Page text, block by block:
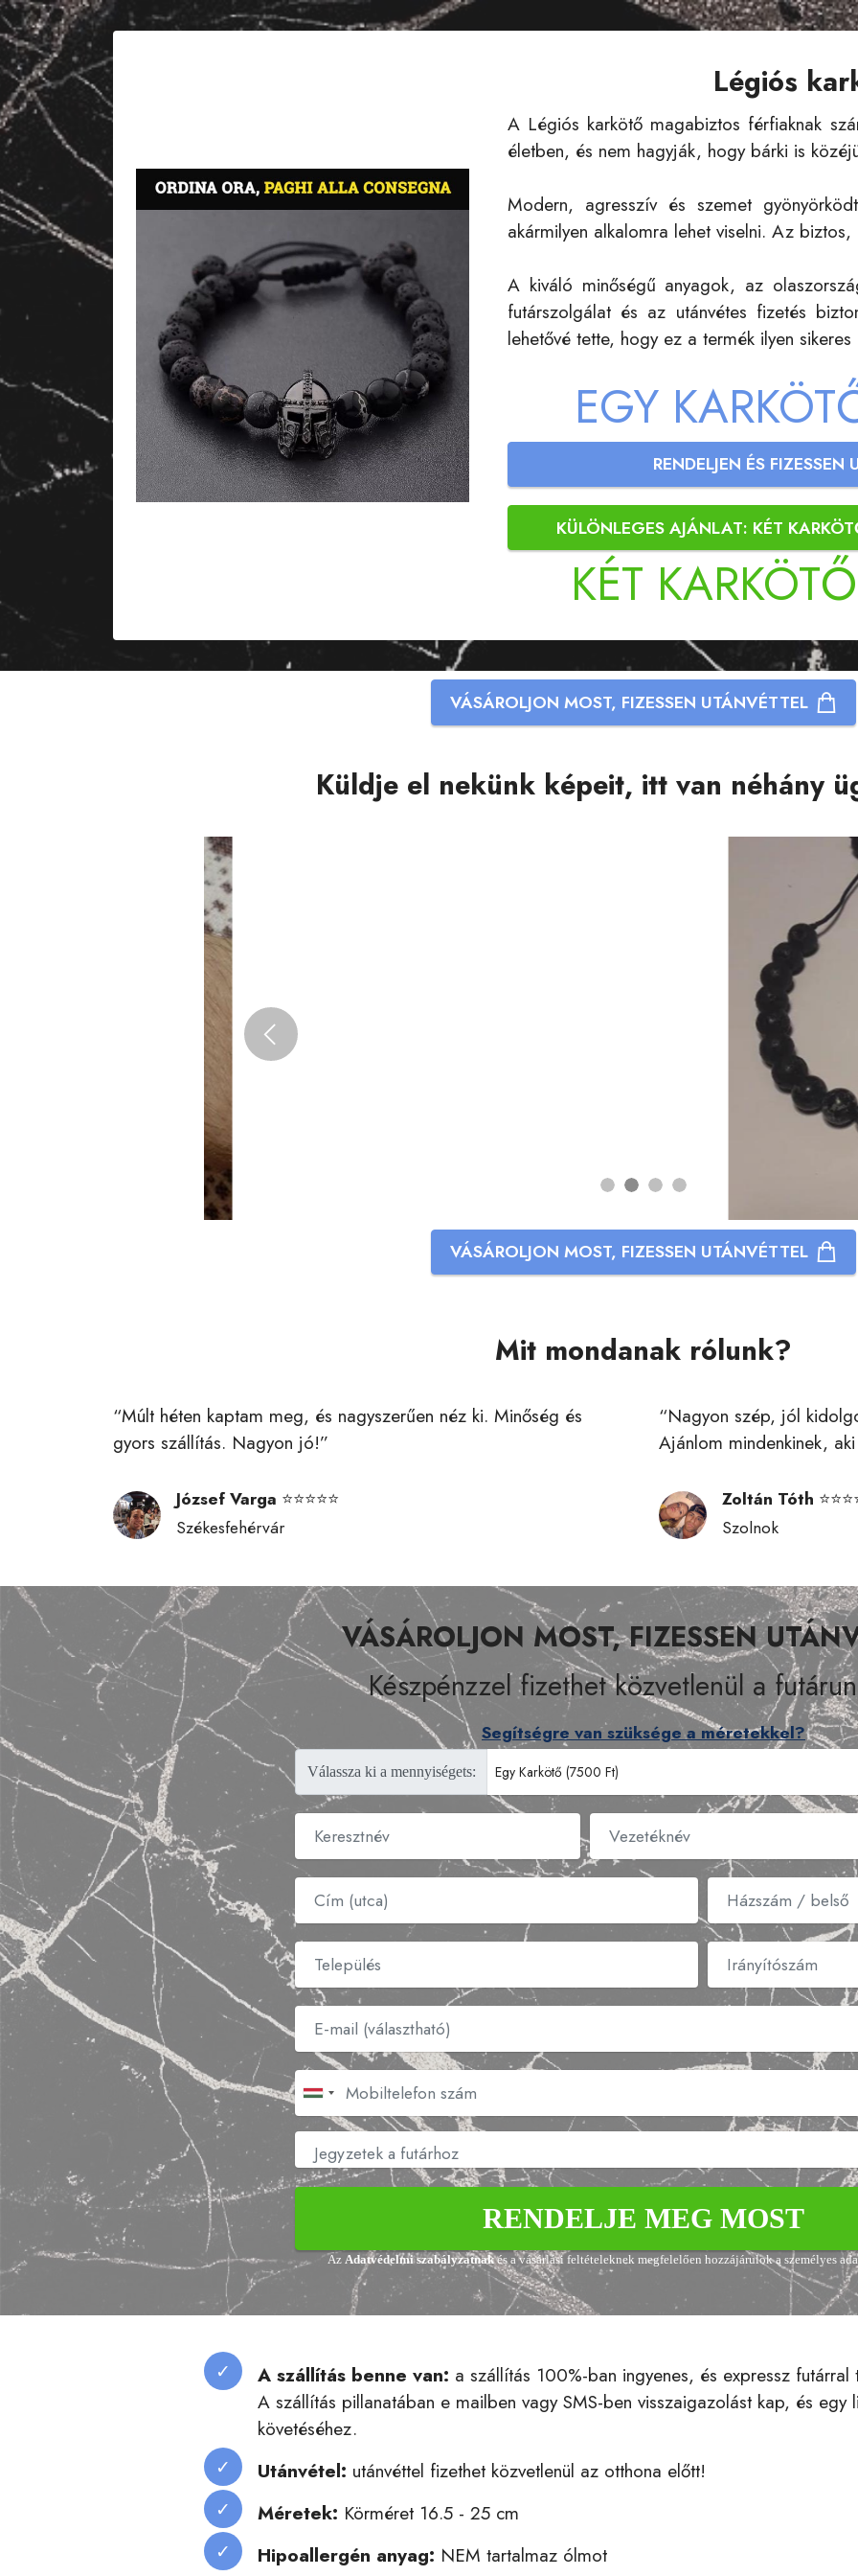
Légiós
A Légiós karkötő magabiztos férfiaknak
életben, és nem hagyják, hogy bárki is
Modern, agresszív és szemet
akármilyen alkalomra lehet viselni. Az
A kiváló minőségű anyagok, az
futárszolgálat és az utánvétes fizetés
lehetővé tette, hogy ez a termék ilyen sikeres
EGY
RENDELJEN ÉS
KÜLÖNLEGES AJÁNLAT: KÉT
KÉT
VÁSÁROLJON MOST, FIZESSEN UTÁNVÉTTEL
Küldje el nekünk képeit, itt van néhány
Previous
VÁSÁROLJON MOST, FIZESSEN UTÁNVÉTTEL
Mit mondanak rólunk?
“Múlt héten kaptam meg, és nagyszerűen néz ki. Minőség és
gyors szállítás. Nagyon jó!”
József Varga ⭐⭐⭐⭐⭐
Székesfehérvár
“Nagyon szép, jól
Ajánlom mindenkinek,
Zoltán Tóth
Szolnok
VÁSÁROLJON MOST, FIZESSEN
Készpénzzel fizethet közvetlenül a
Segítségre van szüksége a méretekkel?
Válassza ki a mennyiségets:
RENDELJE MEG MOST
Az Adatvédelmi szabályzatnakés a vásárlási feltételeknek megfelelően hozzájárulok a személyes
A szállítás benne van: a szállítás 100%-ban ingyenes, és expressz
A szállítás pillanatában e mailben vagy SMS-ben visszaigazolást kap, és egy
követéséhez.
Utánvétel: utánvéttel fizethet közvetlenül az otthona előtt!
Méretek: Körméret 16.5 - 25 cm
Hipoallergén anyag: NEM tartalmaz ólmot